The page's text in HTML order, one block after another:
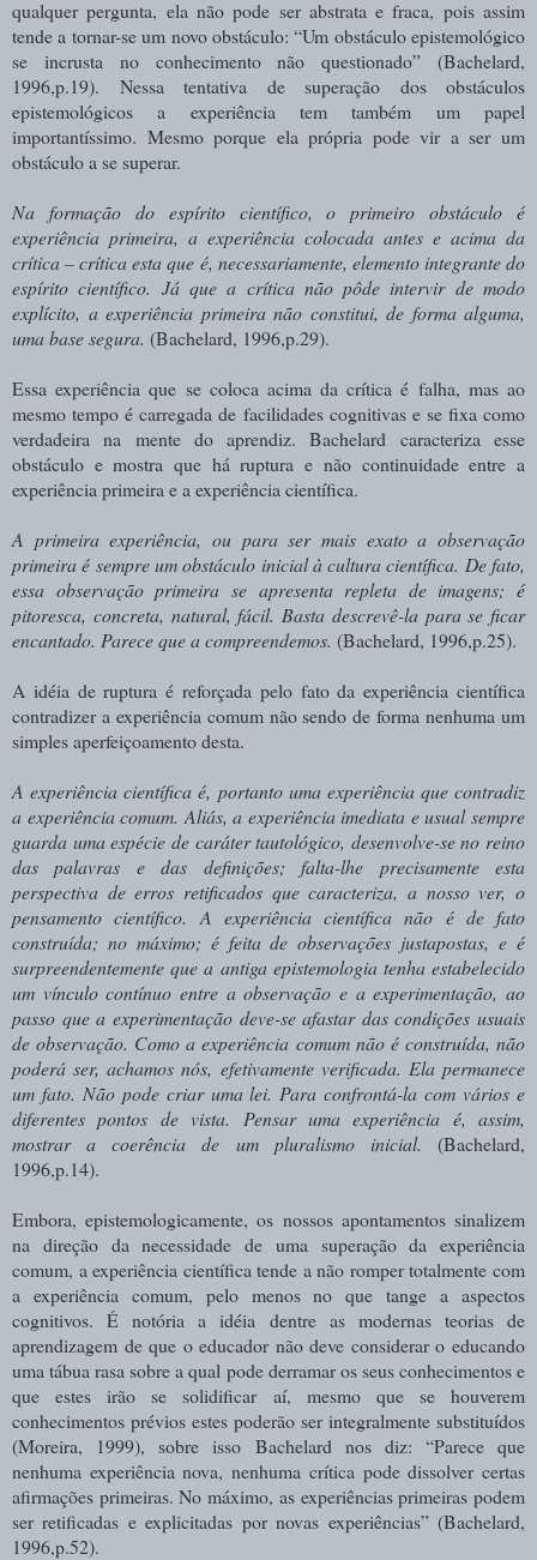
qualquer pergunta, ela não pode ser abstrata e fraca, pois assim
tende a tornar-se um novo obstáculo: “Um obstáculo epistemológico
se incrusta no conhecimento não questionado” (Bachelard,
1996,p.19). Nessa tentativa de superação dos obstáculos
epistemológicos a experiência tem também um papel
importantíssimo. Mesmo porque ela própria pode vir a ser um
obstáculo a se superar.
Na formação do espírito científico, o primeiro obstáculo é
experiência primeira, a experiência colocada antes e acima da
crítica – crítica esta que é, necessariamente, elemento integrante do
espírito científico. Já que a crítica não pôde intervir de modo
explícito, a experiência primeira não constitui, de forma alguma,
uma base segura. (Bachelard, 1996,p.29).
Essa experiência que se coloca acima da crítica é falha, mas ao
mesmo tempo é carregada de facilidades cognitivas e se fixa como
verdadeira na mente do aprendiz. Bachelard caracteriza esse
obstáculo e mostra que há ruptura e não continuidade entre a
experiência primeira e a experiência científica.
A primeira experiência, ou para ser mais exato a observação
primeira é sempre um obstáculo inicial à cultura científica. De fato,
essa observação primeira se apresenta repleta de imagens; é
pitoresca, concreta, natural, fácil. Basta descrevê-la para se ficar
encantado. Parece que a compreendemos. (Bachelard, 1996,p.25).
A idéia de ruptura é reforçada pelo fato da experiência científica
contradizer a experiência comum não sendo de forma nenhuma um
simples aperfeiçoamento desta.
A experiência científica é, portanto uma experiência que contradiz
a experiência comum. Aliás, a experiência imediata e usual sempre
guarda uma espécie de caráter tautológico, desenvolve-se no reino
das palavras e das definições; falta-lhe precisamente esta
perspectiva de erros retificados que caracteriza, a nosso ver, o
pensamento científico. A experiência científica não é de fato
construída; no máximo; é feita de observações justapostas, e é
surpreendentemente que a antiga epistemologia tenha estabelecido
um vínculo contínuo entre a observação e a experimentação, ao
passo que a experimentação deve-se afastar das condições usuais
de observação. Como a experiência comum não é construída, não
poderá ser, achamos nós, efetivamente verificada. Ela permanece
um fato. Não pode criar uma lei. Para confrontá-la com vários e
diferentes pontos de vista. Pensar uma experiência é, assim,
mostrar a coerência de um pluralismo inicial. (Bachelard,
1996,p.14).
Embora, epistemologicamente, os nossos apontamentos sinalizem
na direção da necessidade de uma superação da experiência
comum, a experiência científica tende a não romper totalmente com
a experiência comum, pelo menos no que tange a aspectos
cognitivos. É notória a idéia dentre as modernas teorias de
aprendizagem de que o educador não deve considerar o educando
uma tábua rasa sobre a qual pode derramar os seus conhecimentos e
que estes irão se solidificar aí, mesmo que se houverem
conhecimentos prévios estes poderão ser integralmente substituídos
(Moreira, 1999), sobre isso Bachelard nos diz: “Parece que
nenhuma experiência nova, nenhuma crítica pode dissolver certas
afirmações primeiras. No máximo, as experiências primeiras podem
ser retificadas e explicitadas por novas experiências” (Bachelard,
1996,p.52).